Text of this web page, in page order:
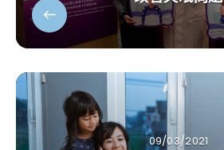
09/03/2021